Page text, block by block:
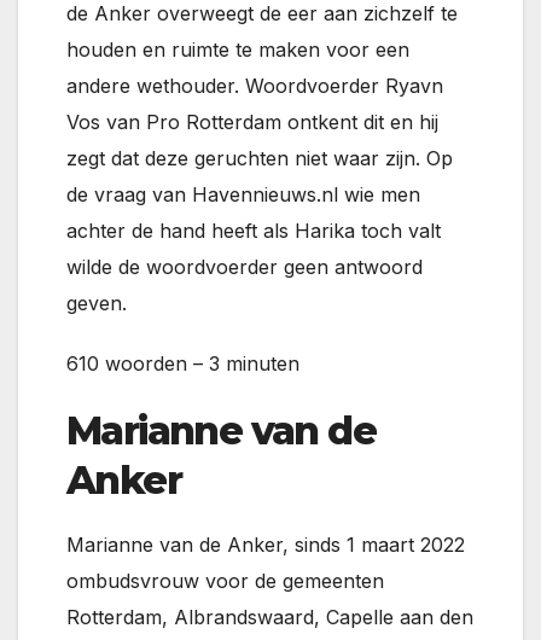
de Anker overweegt de eer aan zichzelf te
houden en ruimte te maken voor een
andere wethouder. Woordvoerder Ryavn
Vos van Pro Rotterdam ontkent dit en hij
zegt dat deze geruchten niet waar zijn. Op
de vraag van Havennieuws.nl wie men
achter de hand heeft als Harika toch valt
wilde de woordvoerder geen antwoord
geven.
610 woorden – 3 minuten
Marianne van de
Anker
Marianne van de Anker, sinds 1 maart 2022
ombudsvrouw voor de gemeenten
Rotterdam, Albrandswaard, Capelle aan den